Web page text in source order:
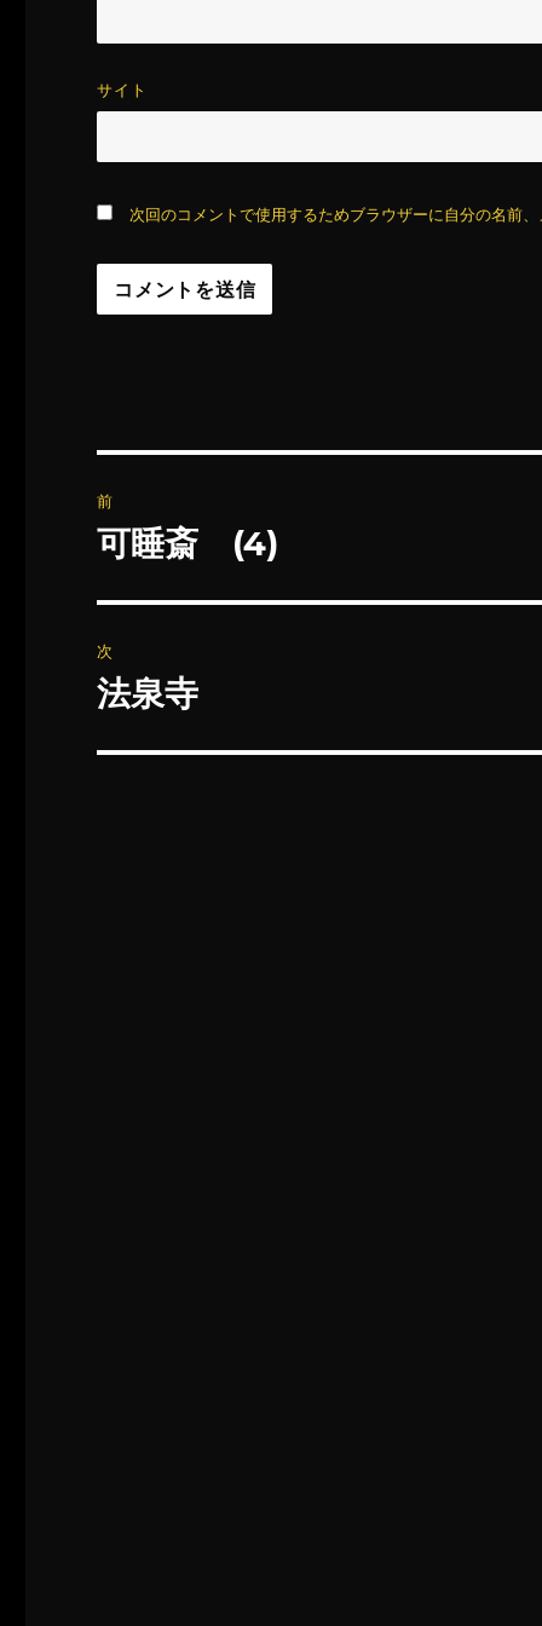
サイト
次回のコメントで使用するためブラウザーに自分の名前、
稿
ゲ
前
前
投
稿:
可睡斎 (4)
次
次
投
法泉寺